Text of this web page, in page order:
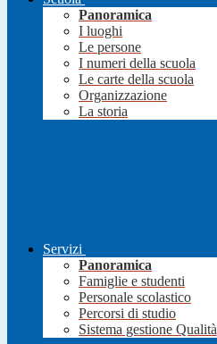
Panoramica
I luoghi
Le persone
I numeri della scuola
Le carte della scuola
Organizzazione
La storia
Servizi
Panoramica
Famiglie e studenti
Personale scolastico
Percorsi di studio
Sistema gestione Qualità